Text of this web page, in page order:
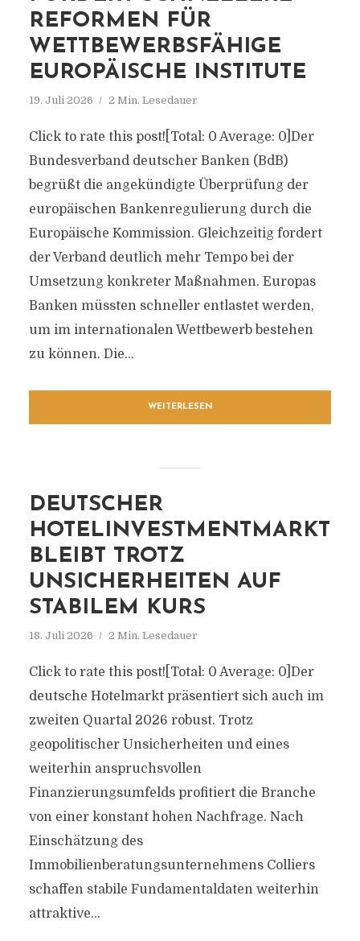
REFORMEN FÜR
WETTBEWERBSFÄHIGE
EUROPÄISCHE INSTITUTE
19. Juli 2026 2 Min. Lesedauer
Click to rate this post![Total: 0 Average: 0]Der
Bundesverband deutscher Banken (BdB)
begrüßt die angekündigte Überprüfung der
europäischen Bankenregulierung durch die
Europäische Kommission. Gleichzeitig fordert
der Verband deutlich mehr Tempo bei der
Umsetzung konkreter Maßnahmen. Europas
Banken müssten schneller entlastet werden,
um im internationalen Wettbewerb bestehen
zu können. Die...
WEITERLESEN
DEUTSCHER
HOTELINVESTMENTMARKT
BLEIBT TROTZ
UNSICHERHEITEN AUF
STABILEM KURS
18. Juli 2026 2 Min. Lesedauer
Click to rate this post![Total: 0 Average: 0]Der
deutsche Hotelmarkt präsentiert sich auch im
zweiten Quartal 2026 robust. Trotz
geopolitischer Unsicherheiten und eines
weiterhin anspruchsvollen
Finanzierungsumfelds profitiert die Branche
von einer konstant hohen Nachfrage. Nach
Einschätzung des
Immobilienberatungsunternehmens Colliers
schaffen stabile Fundamentaldaten weiterhin
attraktive...